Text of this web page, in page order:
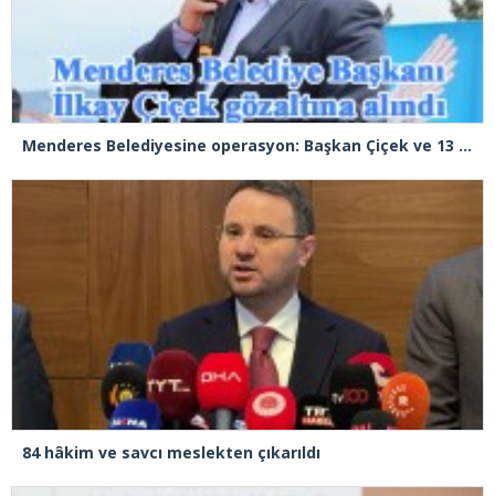
Menderes Belediyesine operasyon: Başkan Çiçek ve 13 kişi gözaltında
84 hâkim ve savcı meslekten çıkarıldı